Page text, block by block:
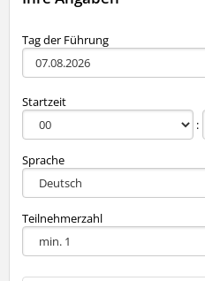
Tag der Führung
Startzeit
Sprache
Teilnehmerzahl